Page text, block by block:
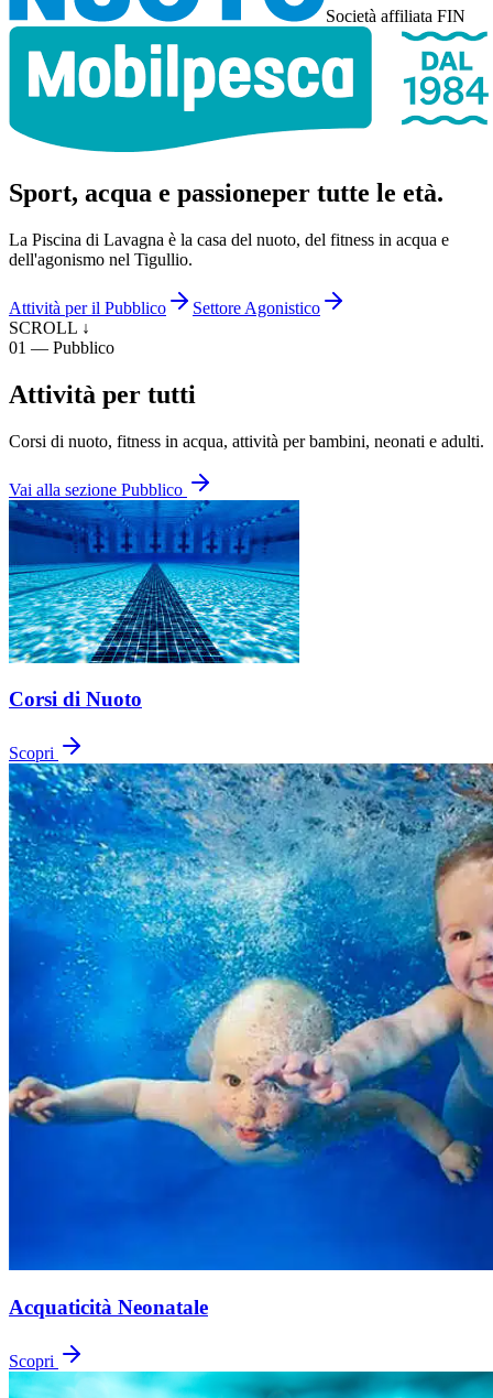
Società affiliata FIN
Sport, acqua e passioneper tutte le età.
La Piscina di Lavagna è la casa del nuoto, del fitness in acqua e
dell'agonismo nel Tigullio.
Attività per il Pubblico Settore Agonistico
SCROLL ↓
01 — Pubblico
Attività per tutti
Corsi di nuoto, fitness in acqua, attività per bambini, neonati e adulti.
Vai alla sezione Pubblico
Corsi di Nuoto
Scopri
Acquaticità Neonatale
Scopri